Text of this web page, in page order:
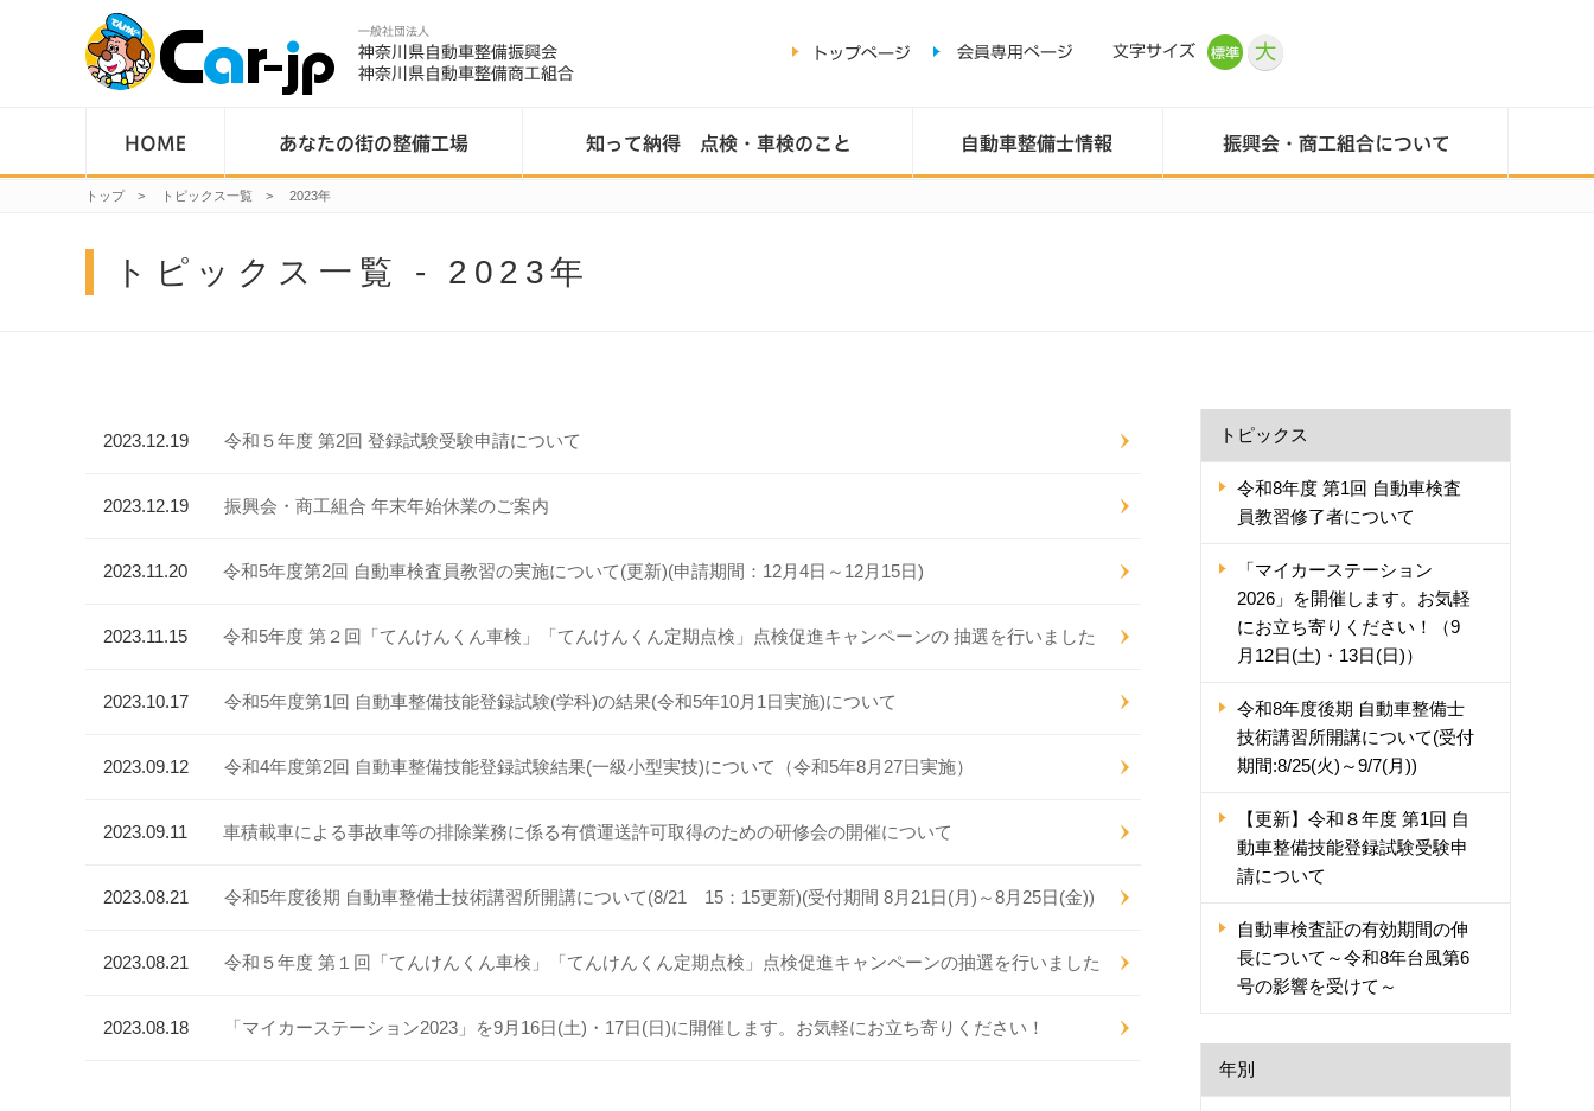
トップ> トピックス一覧 > 2023年
トピックス一覧 - 2023年
2023.12.19 令和５年度 第2回 登録試験受験申請について
2023.12.19 振興会・商工組合 年末年始休業のご案内
2023.11.20 令和5年度第2回 自動車検査員教習の実施について(更新)(申請期間：12月4日～12月15日)
2023.11.15 令和5年度 第２回「てんけんくん車検」「てんけんくん定期点検」点検促進キャンペーンの 抽選を行いました
2023.10.17 令和5年度第1回 自動車整備技能登録試験(学科)の結果(令和5年10月1日実施)について
2023.09.12 令和4年度第2回 自動車整備技能登録試験結果(一級小型実技)について（令和5年8月27日実施）
2023.09.11 車積載車による事故車等の排除業務に係る有償運送許可取得のための研修会の開催について
2023.08.21 令和5年度後期 自動車整備士技術講習所開講について(8/21 15：15更新)(受付期間 8月21日(月)～8月25日(金))
2023.08.21 令和５年度 第１回「てんけんくん車検」「てんけんくん定期点検」点検促進キャンペーンの抽選を行いました
2023.08.18 「マイカーステーション2023」を9月16日(土)・17日(日)に開催します。お気軽にお立ち寄りください！
トピックス
令和8年度 第1回 自動車検査
員教習修了者について
「マイカーステーション
2026」を開催します。お気軽
にお立ち寄りください！（9
月12日(土)・13日(日)）
令和8年度後期 自動車整備士
技術講習所開講について(受付
期間:8/25(火)～9/7(月))
【更新】令和８年度 第1回 自
動車整備技能登録試験受験申
請について
自動車検査証の有効期間の伸
長について～令和8年台風第6
号の影響を受けて～
年別